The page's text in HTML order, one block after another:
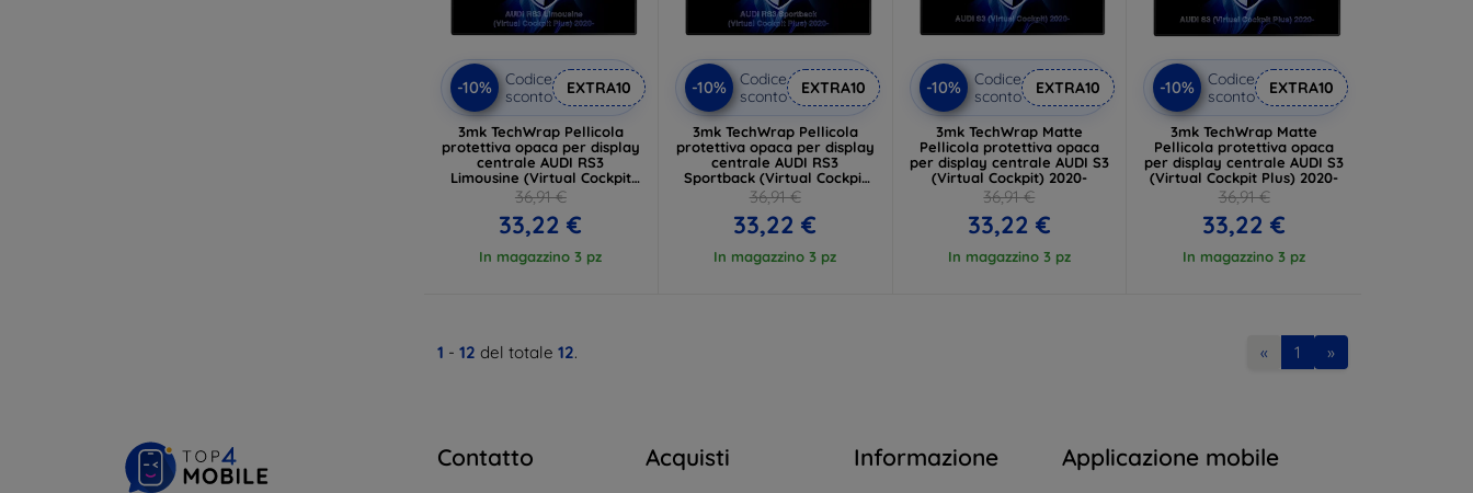
-10%
Codice
sconto
EXTRA10
3mk TechWrap Pellicola
protettiva opaca per display
centrale AUDI RS3
Limousine (Virtual Cockpit
Plus) 2020-
36,91 €
33,22 €
In magazzino 3 pz
-10%
Codice
sconto
EXTRA10
3mk TechWrap Pellicola
protettiva opaca per display
centrale AUDI RS3
Sportback (Virtual Cockpit
Plus) 2020-
36,91 €
33,22 €
In magazzino 3 pz
-10%
Codice
sconto
EXTRA10
3mk TechWrap Matte
Pellicola protettiva opaca
per display centrale AUDI S3
(Virtual Cockpit) 2020-
36,91 €
33,22 €
In magazzino 3 pz
-10%
Codice
sconto
EXTRA10
3mk TechWrap Matte
Pellicola protettiva opaca
per display centrale AUDI S3
(Virtual Cockpit Plus) 2020-
36,91 €
33,22 €
In magazzino 3 pz
1 - 12 del totale 12. « 1 »
Contatto Acquisti Informazione Applicazione mobile